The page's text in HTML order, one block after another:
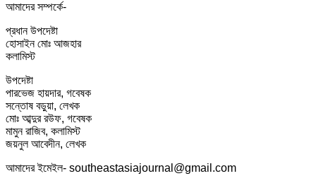
আমাদের সম্পর্কে-
প্রধান উপদেষ্টা
হোসাইন মোঃ আজহার
কলামিস্ট
উপদেষ্টা
পারভেজ হায়দার, গবেষক
সন্তোষ বড়ুয়া, লেখক
মোঃ আব্দুর রউফ, গবেষক
মামুন রাজিব, কলামিস্ট
জয়নুল আবেদীন, লেখক
আমাদের ইমেইল- southeastasiajournal@gmail.com